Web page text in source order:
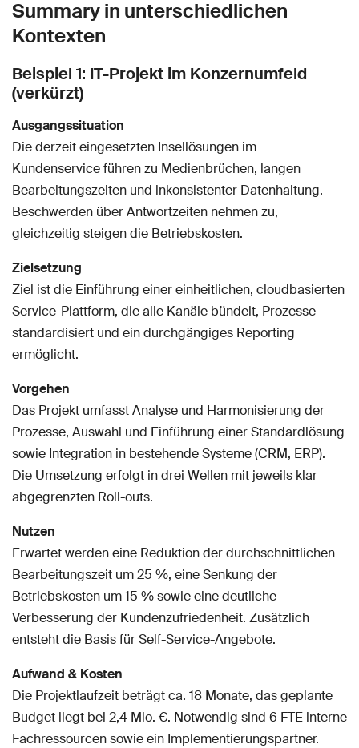
Summary in unterschiedlichen
Kontexten
Beispiel 1: IT-Projekt im Konzernumfeld
(verkürzt)
Ausgangssituation
Die derzeit eingesetzten Insellösungen im
Kundenservice führen zu Medienbrüchen, langen
Bearbeitungszeiten und inkonsistenter Datenhaltung.
Beschwerden über Antwortzeiten nehmen zu,
gleichzeitig steigen die Betriebskosten.
Zielsetzung
Ziel ist die Einführung einer einheitlichen, cloudbasierten
Service-Plattform, die alle Kanäle bündelt, Prozesse
standardisiert und ein durchgängiges Reporting
ermöglicht.
Vorgehen
Das Projekt umfasst Analyse und Harmonisierung der
Prozesse, Auswahl und Einführung einer Standardlösung
sowie Integration in bestehende Systeme (CRM, ERP).
Die Umsetzung erfolgt in drei Wellen mit jeweils klar
abgegrenzten Roll-outs.
Nutzen
Erwartet werden eine Reduktion der durchschnittlichen
Bearbeitungszeit um 25 %, eine Senkung der
Betriebskosten um 15 % sowie eine deutliche
Verbesserung der Kundenzufriedenheit. Zusätzlich
entsteht die Basis für Self-Service-Angebote.
Aufwand & Kosten
Die Projektlaufzeit beträgt ca. 18 Monate, das geplante
Budget liegt bei 2,4 Mio. €. Notwendig sind 6 FTE interne
Fachressourcen sowie ein Implementierungspartner.